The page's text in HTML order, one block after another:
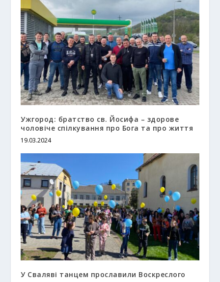
Ужгород: братство св. Йосифа – здорове
чоловіче спілкування про Бога та про життя
19.03.2024
У Сваляві танцем прославили Воскреслого